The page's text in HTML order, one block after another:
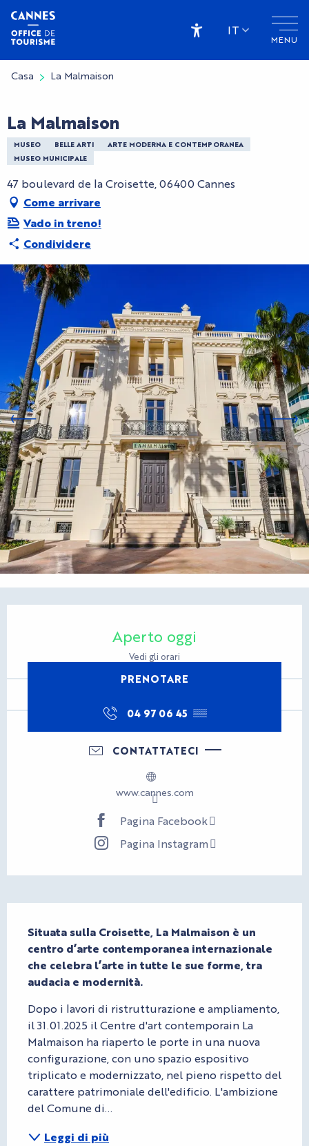
Aller
contenu
principal
MENU
Accessibilité
IT
Casa La Malmaison
La Malmaison
MUSEO BELLE ARTI
ARTE MODERNA E CONTEMPORANEA
MUSEO MUNICIPALE
47 boulevard de la Croisette, 06400 Cannes
Come arrivare
Vado in treno!
Condividere
Aperto oggi
Vedi gli orari
PRENOTARE
04 97 06 45 ▒▒
CONTATTATECI
www.cannes.com
Pagina Facebook
Pagina Instagram
Descrizione
Situata sulla Croisette, La Malmaison è un
centro d’arte contemporanea internazionale
che celebra l’arte in tutte le sue forme, tra
audacia e modernità.
Dopo i lavori di ristrutturazione e ampliamento,
il 31.01.2025 il Centre d'art contemporain La
Malmaison ha riaperto le porte in una nuova
configurazione, con uno spazio espositivo
triplicato e modernizzato, nel pieno rispetto del
carattere patrimoniale dell'edificio. L'ambizione
del Comune di...
Leggi di più